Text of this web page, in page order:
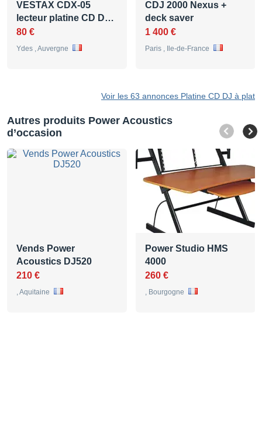
VESTAX CDX-05
lecteur platine CD D…
80 €
Ydes , Auvergne
CDJ 2000 Nexus +
deck saver
1 400 €
Paris , Ile-de-France
Voir les 63 annonces Platine CD DJ à plat
Autres produits Power Acoustics
d’occasion
Vends Power
Acoustics DJ520
210 €
, Aquitaine
Power Studio HMS
4000
260 €
, Bourgogne